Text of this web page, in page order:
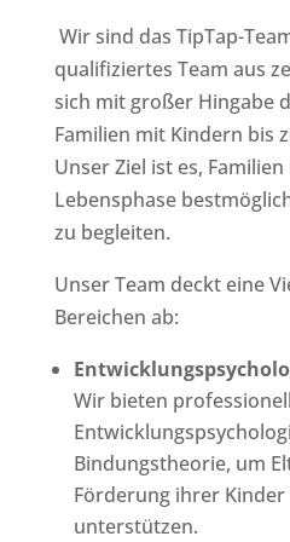
Wir sind das TipTap-
qualifiziertes Team aus
sich mit großer Hingabe
Familien mit Kindern bis
Unser Ziel ist es,
Lebensphase
zu begleiten.
Unser Team deckt eine
Bereichen ab:
Wir bieten
Bindungstheorie, um
Förderung ihrer
unterstützen.